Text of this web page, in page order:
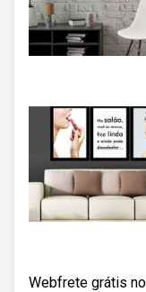
Webfrete grátis